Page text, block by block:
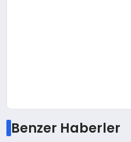
Benzer Haberler